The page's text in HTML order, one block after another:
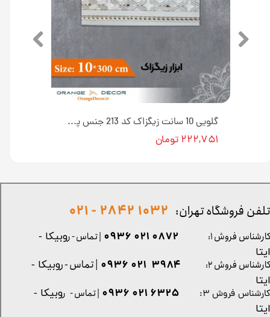
گلویی 10 سانت زیگزاک کد 213 جنس پی وی سی [انبار اصفهان]
۲۲۲,۷۵۱ تومان
کارشناس فروش ۳: ۶۳۲۵ ۰۲۱ ۰۹۳۶ | تماس - روبیکا -
ایتا
تلفن فروشگاه تهران: 1032 2842 - 021
کارشناس فروش ۱: 0872 021 0936 | تماس - روبیکا -
ایتا
کارشناس فروش ۲:
۳۹۸۴ ۰۲۱ ۰۹۳۶ | تماس - روبیکا -
ایتا